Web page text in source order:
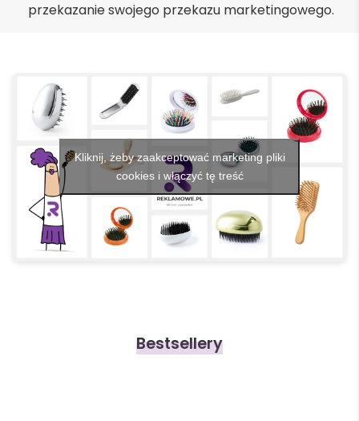
przekazanie swojego przekazu marketingowego.
Kliknij, żeby zaakceptować marketing pliki
cookies i włączyć tę treść
Bestsellery